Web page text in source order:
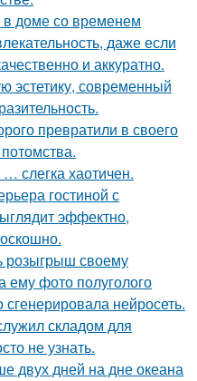
доме со временем
даже если
и аккуратно.
эстетику, современный
превратили в своего
слегка хаотичен.
гостиной с
эффектно,
розыгрыш своему
ему фото полуголого
сгенерировала нейросеть.
складом для
не узнать.
двух дней на дне океана